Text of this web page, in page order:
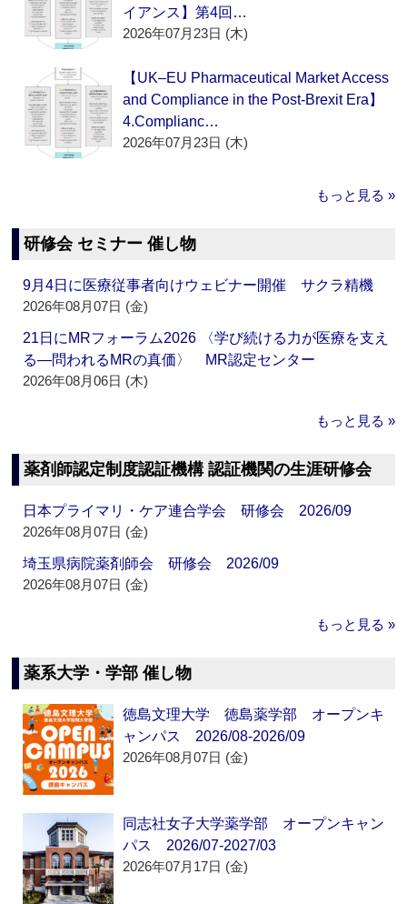
イアンス】第4回…
2026年07月23日 (木)
【UK–EU Pharmaceutical Market Access
and Compliance in the Post-Brexit Era】
4.Complianc…
2026年07月23日 (木)
もっと見る »
研修会 セミナー 催し物
9月4日に医療従事者向けウェビナー開催 サクラ精機
2026年08月07日 (金)
21日にMRフォーラム2026 〈学び続ける力が医療を支え
る―問われるMRの真価〉 MR認定センター
2026年08月06日 (木)
もっと見る »
薬剤師認定制度認証機構 認証機関の生涯研修会
日本プライマリ・ケア連合学会 研修会 2026/09
2026年08月07日 (金)
埼玉県病院薬剤師会 研修会 2026/09
2026年08月07日 (金)
もっと見る »
薬系大学・学部 催し物
徳島文理大学 徳島薬学部 オープンキ
ャンパス 2026/08-2026/09
2026年08月07日 (金)
同志社女子大学薬学部 オープンキャン
パス 2026/07-2027/03
2026年07月17日 (金)